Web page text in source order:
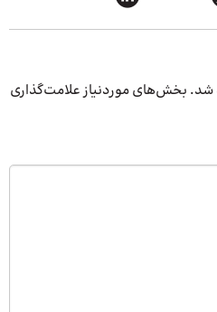
شد. بخش‌های موردنیاز علامت‌گذاری